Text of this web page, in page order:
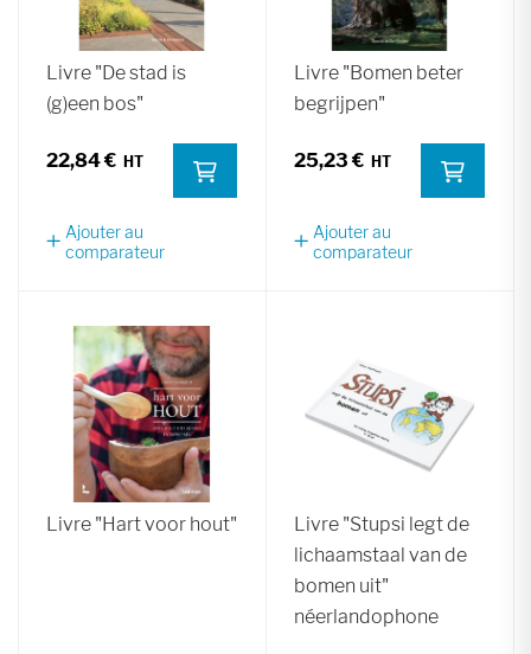
Livre "De stad is
(g)een bos"
22,84 €
Ajouter au
comparateur
Livre "Bomen beter
begrijpen"
25,23 €
Ajouter au
comparateur
Livre "Hart voor hout"
Livre "Stupsi legt de
lichaamstaal van de
bomen uit"
néerlandophone